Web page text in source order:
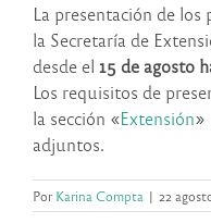
La presentación de
la Secretaría de
desde el 15 de agosto
Los requisitos de
la sección «Extensión»
adjuntos.
PorKarina Compta | 22